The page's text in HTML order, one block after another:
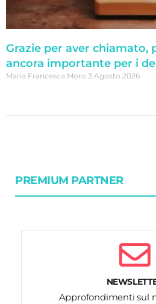
Grazie per aver chiamato,
ancora importante per i
Maria Francesca Moro 3 Agosto 2026
PREMIUM PARTNER
Approfondimenti sul